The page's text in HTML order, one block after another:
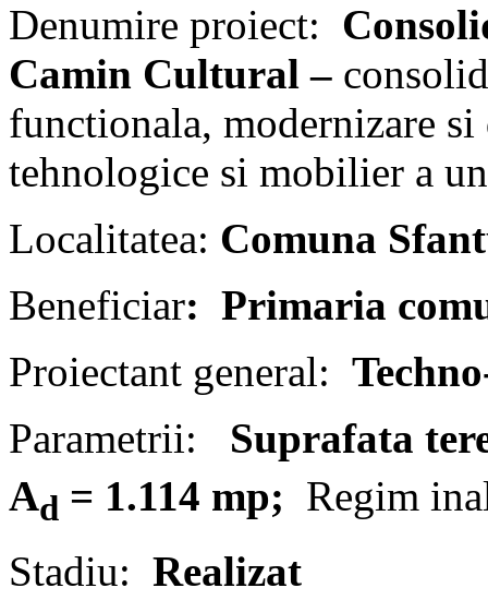
Denumire proiect:
Camin Cultural –
functionala, modernizare si
tehnologice si mobilier a
Localitatea: Comuna
Beneficiar: Primaria
Proiectant general:
Parametrii:
Suprafata
Ad = 1.114 mp; Regim
Stadiu: Realizat